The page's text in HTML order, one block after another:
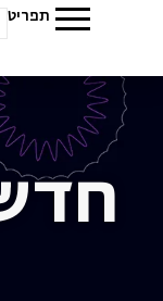
תפריט